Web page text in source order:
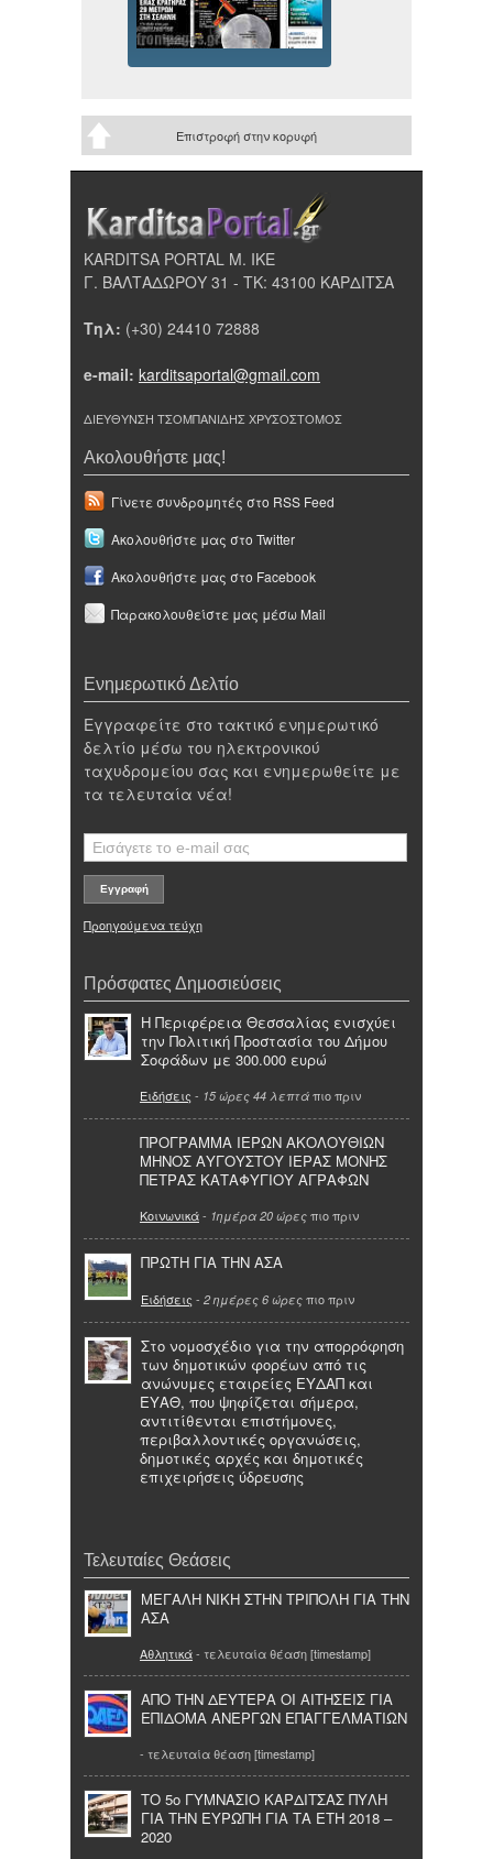
Επιστροφή στην κορυφή
KARDITSA PORTAL Μ. ΙΚΕ
Γ. ΒΑΛΤΑΔΩΡΟΥ 31 - ΤΚ: 43100 ΚΑΡΔΙΤΣΑ
Τηλ: (+30) 24410 72888
e-mail: karditsaportal@gmail.com
ΔΙΕΥΘΥΝΣΗ ΤΣΟΜΠΑΝΙΔΗΣ ΧΡΥΣΟΣΤΟΜΟΣ
Ακολουθήστε μας!
Γίνετε συνδρομητές στο RSS Feed
Ακολουθήστε μας στο Twitter
Ακολουθήστε μας στο Facebook
Παρακολουθείστε μας μέσω Mail
Ενημερωτικό Δελτίο
Εγγραφείτε στο τακτικό ενημερωτικό
δελτίο μέσω του ηλεκτρονικού
ταχυδρομείου σας και ενημερωθείτε με
τα τελευταία νέα!
Προηγούμενα τεύχη
Πρόσφατες Δημοσιεύσεις
Η Περιφέρεια Θεσσαλίας ενισχύει
την Πολιτική Προστασία του Δήμου
Σοφάδων με 300.000 ευρώ
Ειδήσεις - 15 ώρες 44 λεπτά πιο πριν
ΠΡΟΓΡΑΜΜΑ ΙΕΡΩΝ ΑΚΟΛΟΥΘΙΩΝ
ΜΗΝΟΣ ΑΥΓΟΥΣΤΟΥ ΙΕΡΑΣ ΜΟΝΗΣ
ΠΕΤΡΑΣ ΚΑΤΑΦΥΓΙΟΥ ΑΓΡΑΦΩΝ
Κοινωνικά- 1ημέρα 20 ώρες πιο πριν
ΠΡΩΤΗ ΓΙΑ ΤΗΝ ΑΣΑ
Ειδήσεις - 2 ημέρες 6 ώρες πιο πριν
Στο νομοσχέδιο για την απορρόφηση
των δημοτικών φορέων από τις
ανώνυμες εταιρείες ΕΥΔΑΠ και
ΕΥΑΘ, που ψηφίζεται σήμερα,
αντιτίθενται επιστήμονες,
περιβαλλοντικές οργανώσεις,
δημοτικές αρχές και δημοτικές
επιχειρήσεις ύδρευσης
Τελευταίες Θεάσεις
ΜΕΓΑΛΗ ΝΙΚΗ ΣΤΗΝ ΤΡΙΠΟΛΗ ΓΙΑ ΤΗΝ
ΑΣΑ
Αθλητικά- τελευταία θέαση [timestamp]
ΑΠΟ ΤΗΝ ΔΕΥΤΕΡΑ ΟΙ ΑΙΤΗΣΕΙΣ ΓΙΑ
ΕΠΙΔΟΜΑ ΑΝΕΡΓΩΝ ΕΠΑΓΓΕΛΜΑΤΙΩΝ
- τελευταία θέαση [timestamp]
ΤΟ 5ο ΓΥΜΝΑΣΙΟ ΚΑΡΔΙΤΣΑΣ ΠΥΛΗ
ΓΙΑ ΤΗΝ ΕΥΡΩΠΗ ΓΙΑ ΤΑ ΕΤΗ 2018 –
2020